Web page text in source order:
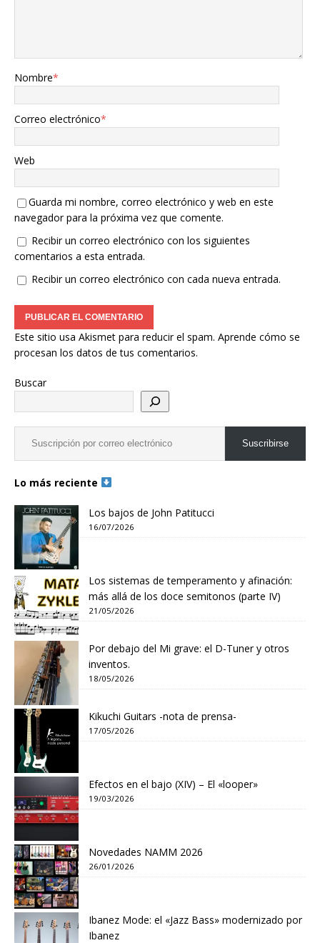
Nombre*
Correo electrónico*
Web
Guarda mi nombre, correo electrónico y web en este
navegador para la próxima vez que comente.
Recibir un correo electrónico con los siguientes
comentarios a esta entrada.
Recibir un correo electrónico con cada nueva entrada.
Este sitio usa Akismet para reducir el spam. Aprende cómo se
procesan los datos de tus comentarios.
Buscar
Suscribirse
Lo más reciente
Los bajos de John Patitucci
16/07/2026
Los sistemas de temperamento y afinación:
más allá de los doce semitonos (parte IV)
21/05/2026
Por debajo del Mi grave: el D-Tuner y otros
inventos.
18/05/2026
Kikuchi Guitars -nota de prensa-
17/05/2026
Efectos en el bajo (XIV) – El «looper»
19/03/2026
Novedades NAMM 2026
26/01/2026
Ibanez Mode: el «Jazz Bass» modernizado por
Ibanez